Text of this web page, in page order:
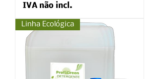
IVA não incl.
Linha Ecológica